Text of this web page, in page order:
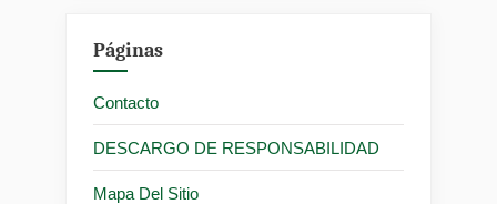
Páginas
Contacto
DESCARGO DE RESPONSABILIDAD
Mapa Del Sitio